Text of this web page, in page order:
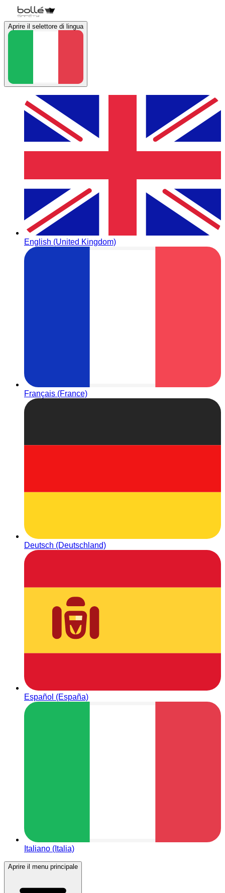
Aprire il selettore di lingua
English (United Kingdom)
Français (France)
Deutsch (Deutschland)
Español (España)
Italiano (Italia)
Aprire il menu principale